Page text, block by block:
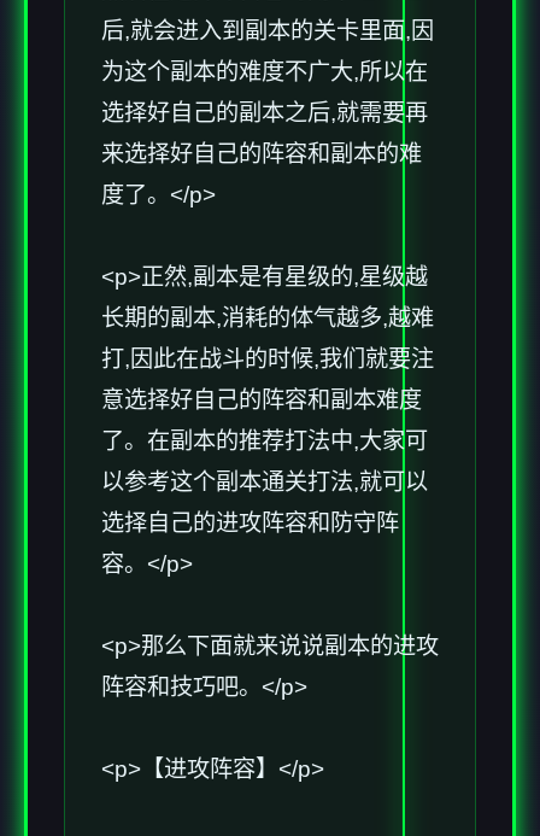
后,就会进入到副本的关卡里面,因
为这个副本的难度不广大,所以在
选择好自己的副本之后,就需要再
来选择好自己的阵容和副本的难
度了。</p>
<p>正然,副本是有星级的,星级越
长期的副本,消耗的体气越多,越难
打,因此在战斗的时候,我们就要注
意选择好自己的阵容和副本难度
了。在副本的推荐打法中,大家可
以参考这个副本通关打法,就可以
选择自己的进攻阵容和防守阵
容。</p>
<p>那么下面就来说说副本的进攻
阵容和技巧吧。</p>
<p>【进攻阵容】</p>